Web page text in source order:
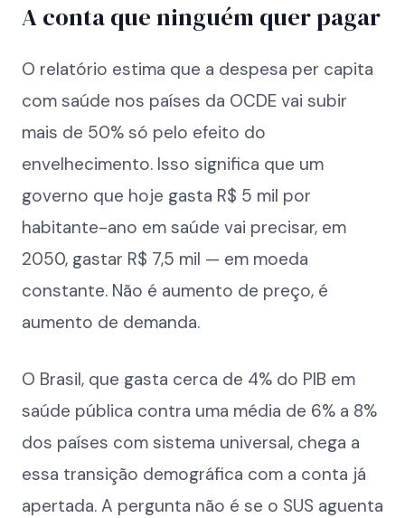
A conta que ninguém quer pagar
O relatório estima que a despesa per capita
com saúde nos países da OCDE vai subir
mais de 50% só pelo efeito do
envelhecimento. Isso significa que um
governo que hoje gasta R$ 5 mil por
habitante-ano em saúde vai precisar, em
2050, gastar R$ 7,5 mil — em moeda
constante. Não é aumento de preço, é
aumento de demanda.
O Brasil, que gasta cerca de 4% do PIB em
saúde pública contra uma média de 6% a 8%
dos países com sistema universal, chega a
essa transição demográfica com a conta já
apertada. A pergunta não é se o SUS aguenta